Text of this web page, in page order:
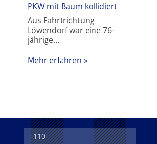
PKW mit Baum kollidiert
Aus Fahrtrichtung
Löwendorf war eine 76-
jährige…
Mehr erfahren
110